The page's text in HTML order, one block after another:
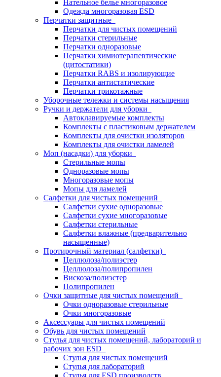
Нательное белье многоразовое
Одежда многоразовая ESD
Перчатки защитные
Перчатки для чистых помещений
Перчатки стерильные
Перчатки одноразовые
Перчатки химиотерапевтические
(цитостатики)
Перчатки RABS и изолирующие
Перчатки антистатические
Перчатки трикотажные
Уборочные тележки и системы насыщения
Ручки и держатели для уборки
Автоклавируемые комплекты
Комплекты с пластиковым держателем
Комплекты для очистки изоляторов
Комплекты для очистки ламелей
Моп (насадки) для уборки
Стерильные мопы
Одноразовые мопы
Многоразовые мопы
Мопы для ламелей
Салфетки для чистых помещений
Салфетки сухие одноразовые
Салфетки сухие многоразовые
Салфетки стерильные
Салфетки влажные (предварительно
насыщенные)
Протирочный материал (салфетки)
Целлюлоза/полиэстер
Целлюлоза/полипропилен
Вискоза/полиэстер
Полипропилен
Очки защитные для чистых помещений
Очки одноразовые стерильные
Очки многоразовые
Аксессуары для чистых помещений
Обувь для чистых помещений
Стулья для чистых помещений, лабораторий и
рабочих зон ESD
Стулья для чистых помещений
Стулья для лабораторий